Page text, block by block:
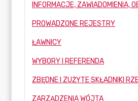
PROWADZONE REJESTRY
ŁAWNICY
WYBORY I REFERENDA
ZARZĄDZENIA WÓJTA